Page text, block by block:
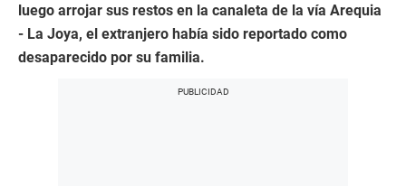
luego arrojar sus restos en la canaleta de la vía Arequia
- La Joya, el extranjero había sido reportado como
desaparecido por su familia.